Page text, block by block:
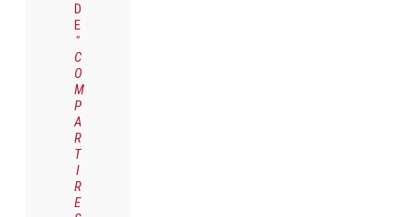
D
E
"
C
O
M
P
A
R
T
I
R
E